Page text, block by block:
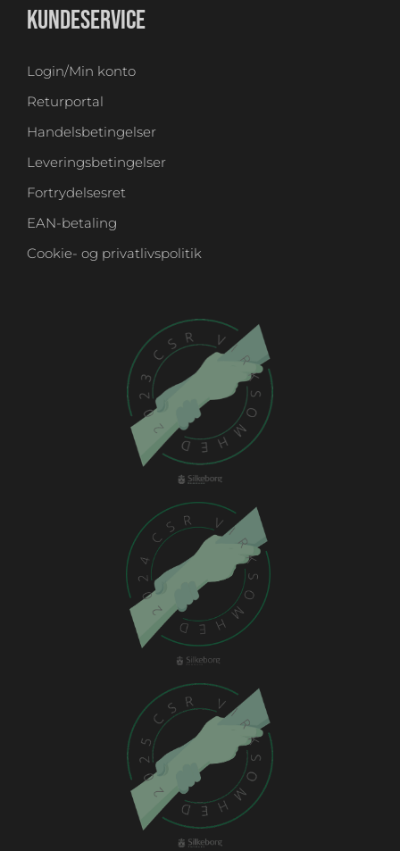
KUNDESERVICE
Login/Min konto
Returportal
Handelsbetingelser
Leveringsbetingelser
Fortrydelsesret
EAN-betaling
Cookie- og privatlivspolitik